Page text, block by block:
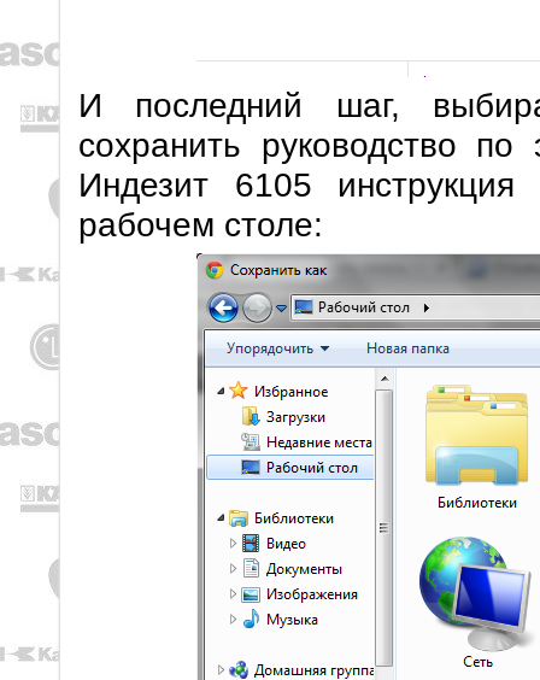
И последний шаг,
сохранить руководство
Индезит 6105
рабочем столе: